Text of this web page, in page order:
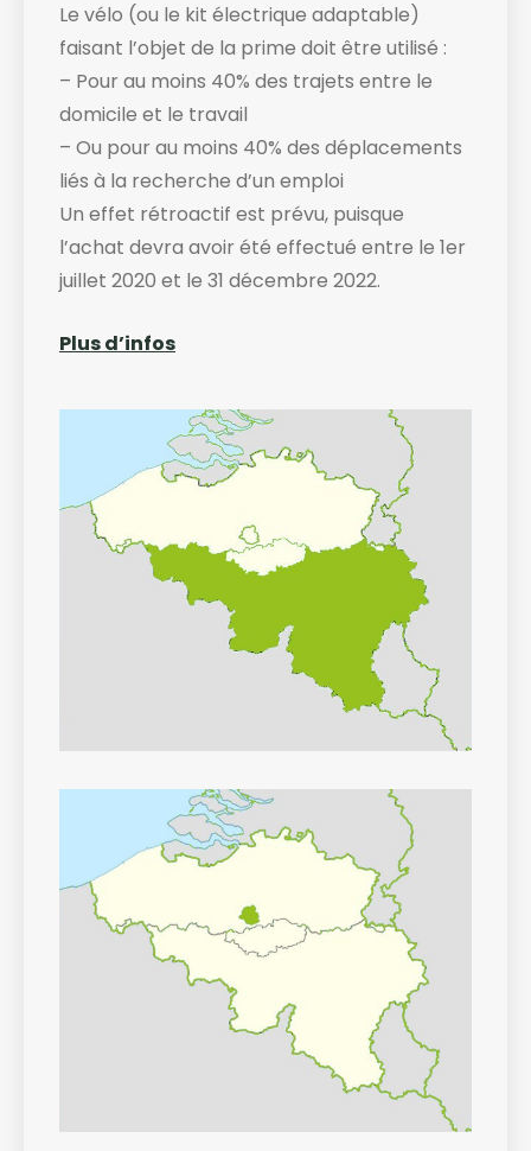
Le vélo (ou le kit électrique adaptable)
faisant l’objet de la prime doit être utilisé :
– Pour au moins 40% des trajets entre le
domicile et le travail
– Ou pour au moins 40% des déplacements
liés à la recherche d’un emploi
Un effet rétroactif est prévu, puisque
l’achat devra avoir été effectué entre le 1er
juillet 2020 et le 31 décembre 2022.
Plus d’infos